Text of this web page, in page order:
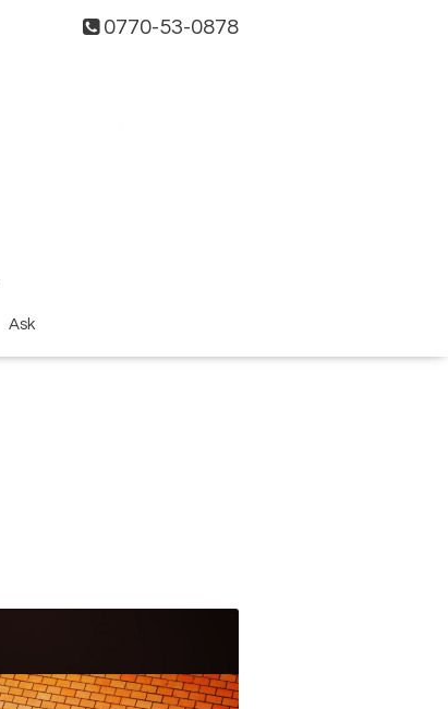
0770-53-0878
Ask